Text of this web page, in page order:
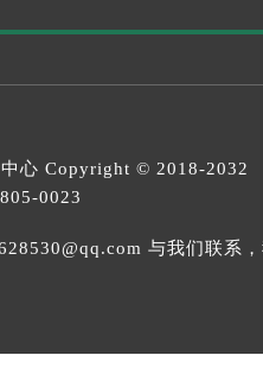
心 Copyright © 2018-2032
0023
与我们联系